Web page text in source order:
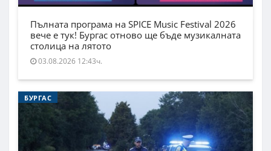
Пълната програма на SPICE Music Festival 2026
вече е тук! Бургас отново ще бъде музикалната
столица на лятото
03.08.2026 12:43ч.
БУРГАС